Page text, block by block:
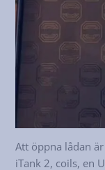
Att öppna lådan
iTank 2, coils, en